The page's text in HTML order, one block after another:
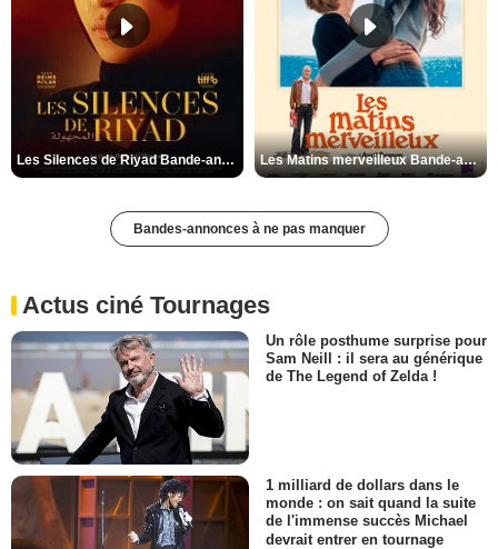
Les Silences de Riyad Bande-annonce VO STFR Les Matins merveilleux Bande-annonce VF
Bandes-annonces à ne pas manquer
Actus ciné Tournages
Un rôle posthume surprise pour
Sam Neill : il sera au générique
de The Legend of Zelda !
1 milliard de dollars dans le
monde : on sait quand la suite
de l'immense succès Michael
devrait entrer en tournage